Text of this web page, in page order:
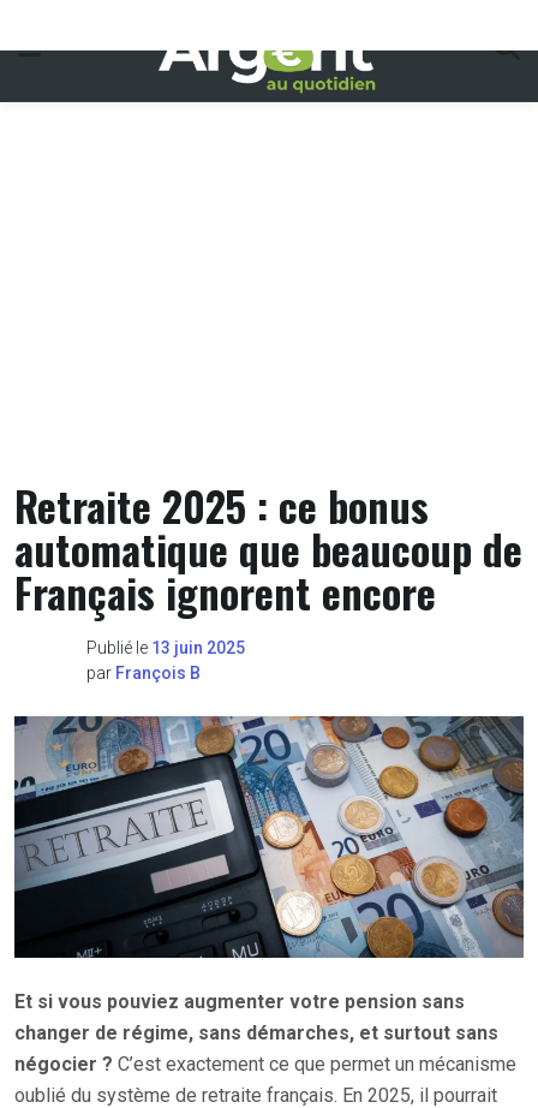
Retraite 2025 : ce bonus
automatique que beaucoup de
Français ignorent encore
Publié le 13 juin 2025
par François B
Et si vous pouviez augmenter votre pension sans
changer de régime, sans démarches, et surtout sans
négocier ? C’est exactement ce que permet un mécanisme
oublié du système de retraite français. En 2025, il pourrait